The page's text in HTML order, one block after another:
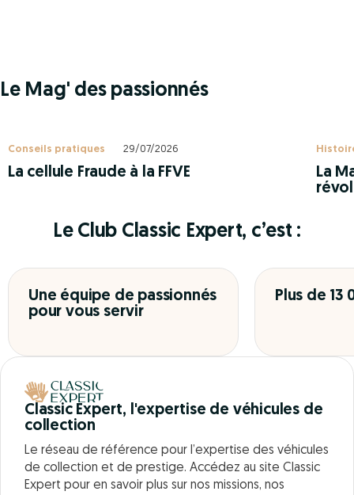
Le Mag' des passionnés
Conseils pratiques 29/07/2026
La cellule Fraude à la FFVE
La
Le Club Classic Expert, c’est :
Une équipe de passionnés
pour vous servir
Plus de 13
Classic Expert, l'expertise de véhicules de
collection
Le réseau de référence pour l’expertise des véhicules
de collection et de prestige. Accédez au site Classic
Expert pour en savoir plus sur nos missions, nos